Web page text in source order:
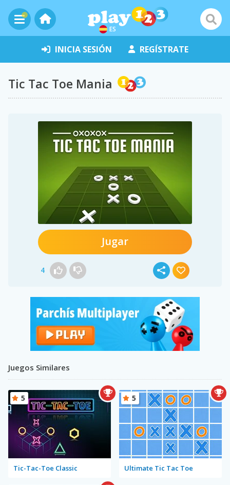
ES
INICIA SESIÓN REGÍSTRATE
Tic Tac Toe Mania
Jugar
4
Juegos Similares
Tic-Tac-Toe Classic
5
Ultimate Tic Tac Toe
5